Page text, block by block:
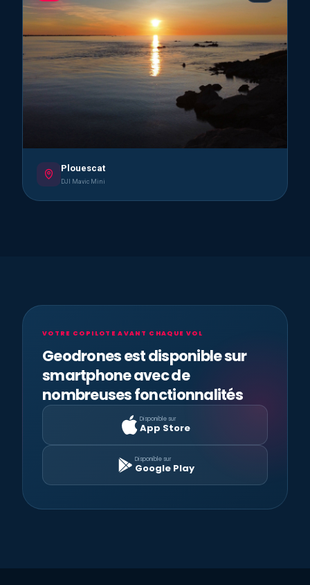
Plouescat
DJI Mavic Mini
VOTRE COPILOTE AVANT CHAQUE VOL
Geodrones est disponible sur
smartphone avec de
nombreuses fonctionnalités
Disponible sur
App Store
Disponible sur
Google Play